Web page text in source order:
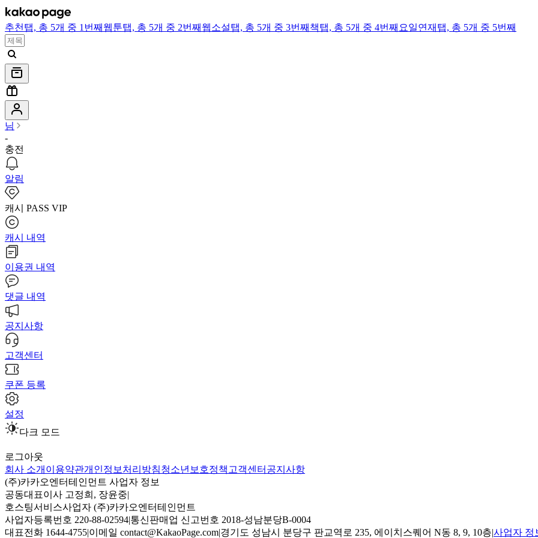
추천 탭, 총 5개 중 1번째 웹툰탭, 총 5개 중 2번째 웹소설탭, 총 5개 중 3번째 책탭, 총 5개 중 4번째 요일연재 탭, 총 5개 중 5번째
님
-
충전
알림
캐시 PASS VIP
캐시 내역
이용권 내역
댓글 내역
공지사항
고객센터
쿠폰 등록
설정
다크 모드
로그아웃
회사 소개 이용약관개인정보처리방침청소년보호정책 고객센터 공지사항
(주)카카오엔터테인먼트 사업자 정보
공동대표이사 고정희, 장윤중|
호스팅서비스사업자 (주)카카오엔터테인먼트
사업자등록번호 220-88-02594|통신판매업 신고번호 2018-성남분당B-0004
대표전화 1644-4755|이메일 contact@KakaoPage.com|경기도 성남시 분당구 판교역로 235, 에이치스퀘어 N동 8, 9, 10층|사업자 정